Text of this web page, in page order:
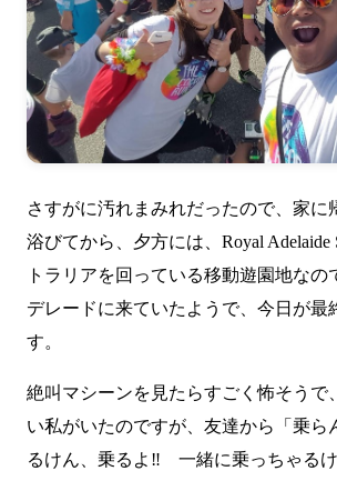
さすがに汚れまみれだったので、家に
浴びてから、夕方には、 Royal Adelaide
トラリアを回っている移動遊園地なの
デレードに来ていたようで、今日が最
す。
絶叫マシーンを見たらすごく怖そうで
い私がいたのですが、友達から「乗ら
るけん、乗るよ‼ 一緒に乗っちゃる